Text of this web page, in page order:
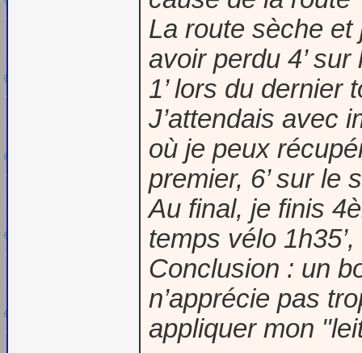
La route sèche
avoir perdu 4’
1’ lors du dernier
J’attendais avec
où je peux
premier, 6’ sur le
Au final, je finis
temps vélo
Conclusion : un
n’apprécie pas
appliquer mon